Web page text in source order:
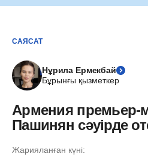
САЯСАТ
Нұрила Ермекбай
Бұрынғы қызметкер
Армения премьер-
Пашинян сәуірде
Жарияланған күні: